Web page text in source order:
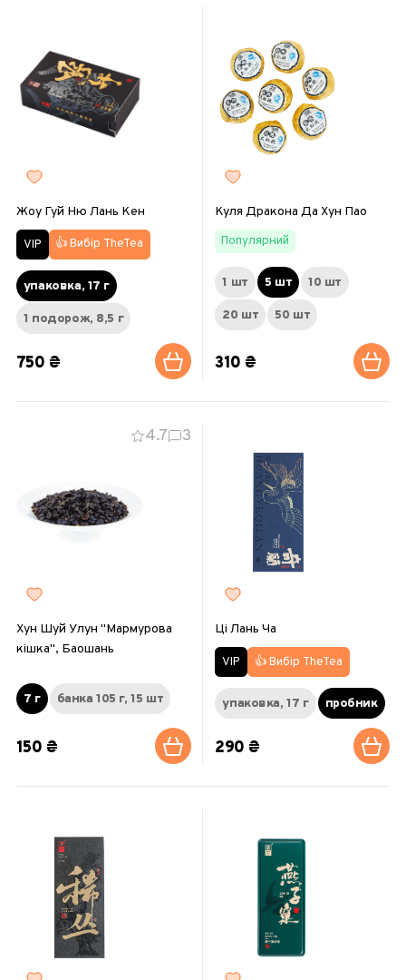
Жоу Гуй Ню Лань Кен
VIP 👍 Вибір TheTea
упаковка, 17 г
1 подорож, 8,5 г
750 ₴
Куля Дракона Да Хун Пао
Популярний
1 шт 5 шт 10 шт
20 шт 50 шт
310 ₴
4.7 3
Хун Шуй Улун "Мармурова
кішка", Баошань
7 г банка 105 г, 15 шт
150 ₴
Ці Лань Ча
VIP 👍 Вибір TheTea
упаковка, 17 г пробник
290 ₴